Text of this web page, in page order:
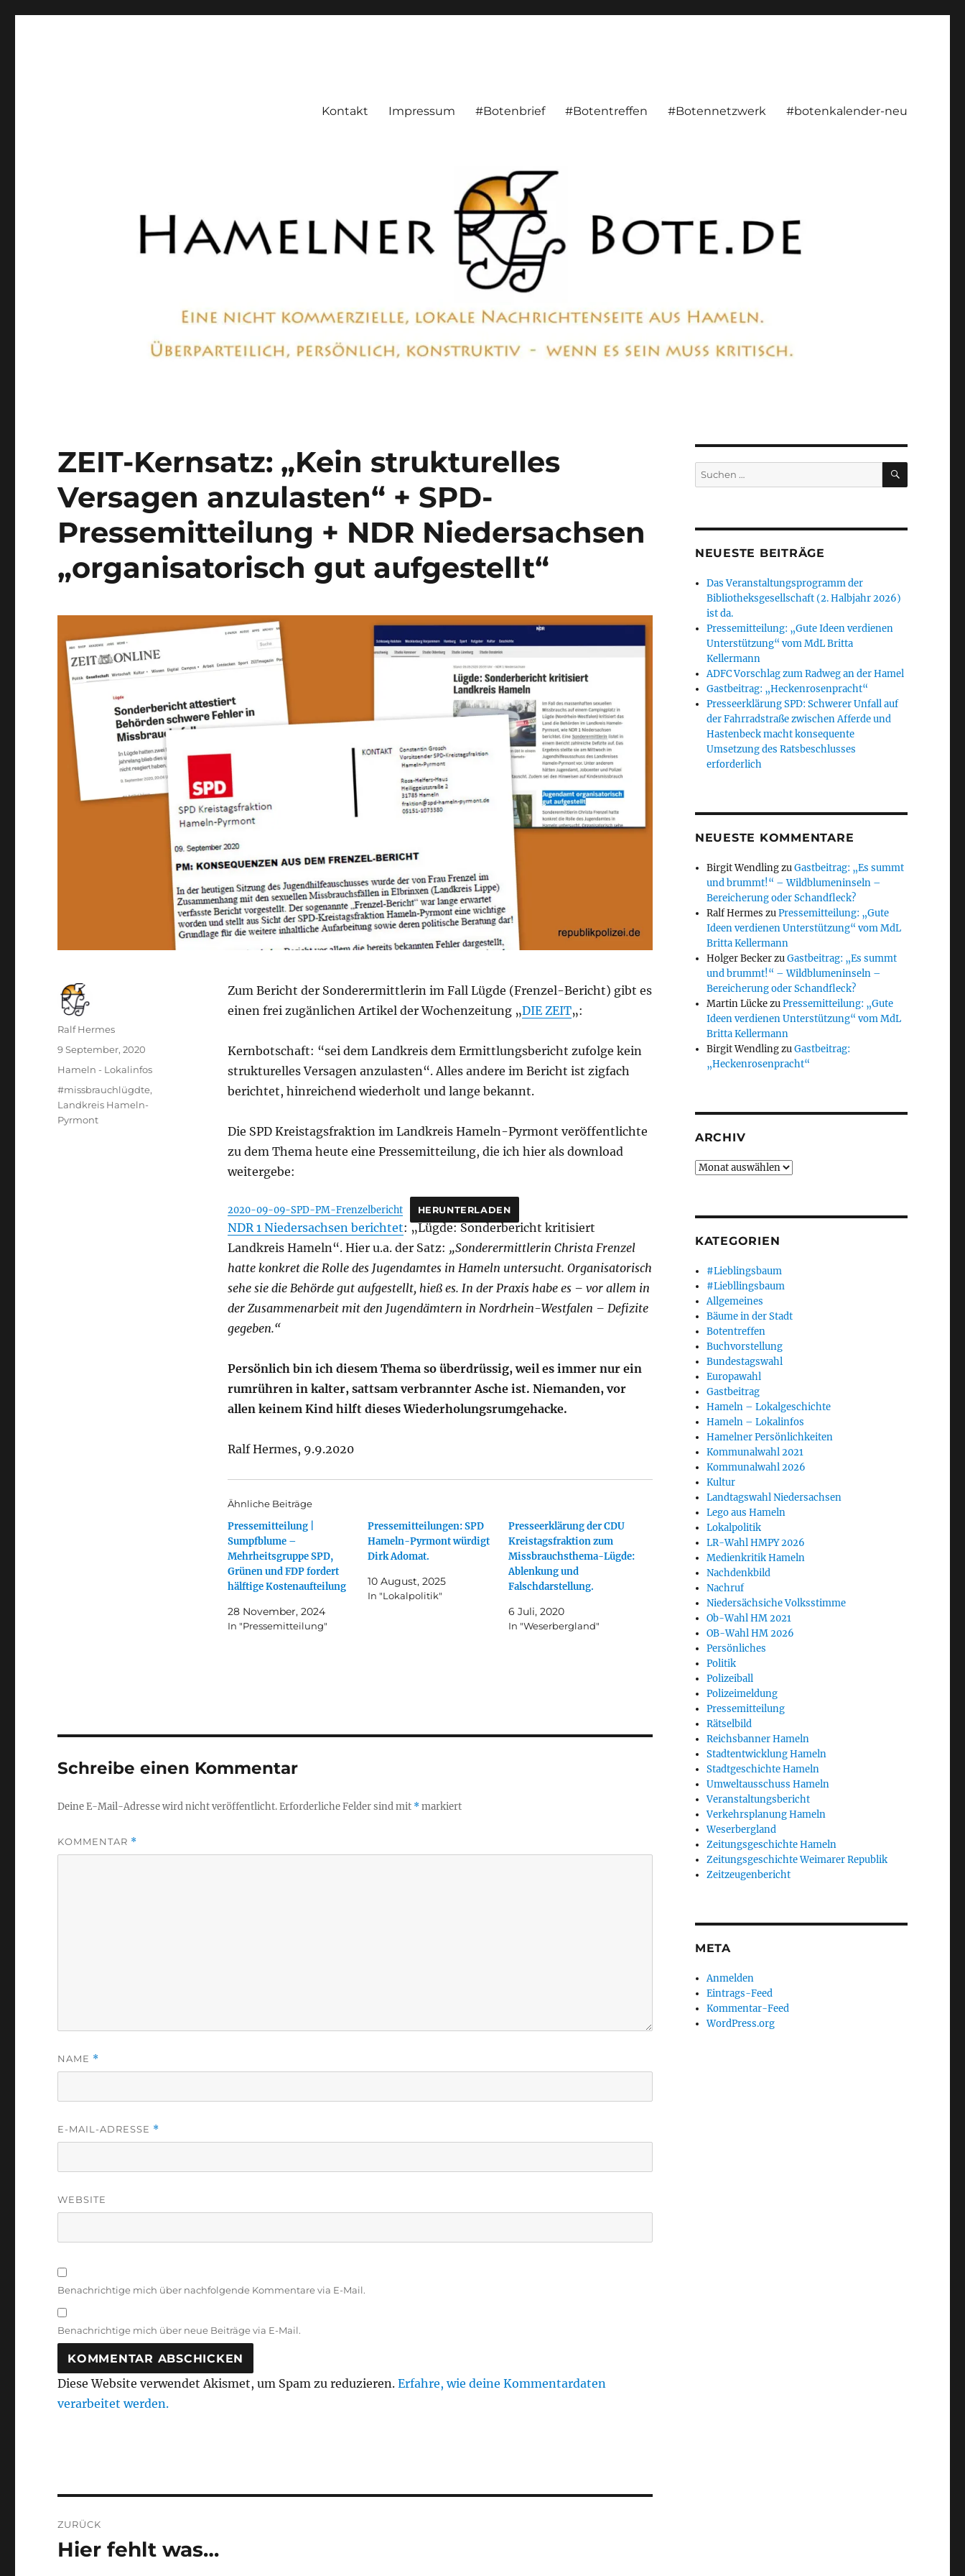
Kontakt Impressum #Botenbrief #Botentreffen #Botennetzwerk #botenkalender-neu
ZEIT-Kernsatz: „Kein strukturelles
Versagen anzulasten“ + SPD-
Pressemitteilung + NDR Niedersachsen
„organisatorisch gut aufgestellt“
Zum Bericht der Sonderermittlerin im Fall Lügde (Frenzel-Bericht) gibt es
einen frei zugänlichen Artikel der Wochenzeitung „DIE ZEIT„:
Kernbotschaft: “sei dem Landkreis dem Ermittlungsbericht zufolge kein
strukturelles Versagen anzulasten“. Alles andere im Bericht ist zigfach
berichtet, hinreichend wiederholt und lange bekannt.
Die SPD Kreistagsfraktion im Landkreis Hameln-Pyrmont veröffentlichte
zu dem Thema heute eine Pressemitteilung, die ich hier als download
weitergebe:
2020-09-09-SPD-PM-Frenzelbericht HERUNTERLADEN
NDR 1 Niedersachsen berichtet: „Lügde: Sonderbericht kritisiert
Landkreis Hameln“. Hier u.a. der Satz: „Sonderermittlerin Christa Frenzel
hatte konkret die Rolle des Jugendamtes in Hameln untersucht. Organisatorisch
sehe sie die Behörde gut aufgestellt, hieß es. In der Praxis habe es – vor allem in
der Zusammenarbeit mit den Jugendämtern in Nordrhein-Westfalen – Defizite
gegeben.“
Persönlich bin ich diesem Thema so überdrüssig, weil es immer nur ein
rumrühren in kalter, sattsam verbrannter Asche ist. Niemanden, vor
allen keinem Kind hilft dieses Wiederholungsrumgehacke.
Ralf Hermes, 9.9.2020
Ähnliche Beiträge
Pressemitteilung |
Sumpfblume –
Mehrheitsgruppe SPD,
Grünen und FDP fordert
hälftige Kostenaufteilung
28 November, 2024
In "Pressemitteilung"
Pressemitteilungen: SPD
Hameln-Pyrmont würdigt
Dirk Adomat.
10 August, 2025
In "Lokalpolitik"
Presseerklärung der CDU
Kreistagsfraktion zum
Missbrauchsthema-Lügde:
Ablenkung und
Falschdarstellung.
6 Juli, 2020
In "Weserbergland"
Autor
Ralf Hermes
Veröffentlicht
am
9 September, 2020
Kategorien
Hameln - Lokalinfos
Schlagwörter
#missbrauchlügdte,
Landkreis Hameln-
Pyrmont
Schreibe einen Kommentar
Deine E-Mail-Adresse wird nicht veröffentlicht.Erforderliche Felder sind mit *markiert
KOMMENTAR *
NAME *
E-MAIL-ADRESSE *
WEBSITE
Benachrichtige mich über nachfolgende Kommentare via E-Mail.
Benachrichtige mich über neue Beiträge via E-Mail.
Diese Website verwendet Akismet, um Spam zu reduzieren.Erfahre, wie deine Kommentardaten
verarbeitet werden.
ZURÜCK
Vorheriger
Hier fehlt was…
Suchen
nach:
SUCHEN
NEUESTE BEITRÄGE
Das Veranstaltungsprogramm der
Bibliotheksgesellschaft (2. Halbjahr 2026)
ist da.
Pressemitteilung: „Gute Ideen verdienen
Unterstützung“ vom MdL Britta
Kellermann
ADFC Vorschlag zum Radweg an der Hamel
Gastbeitrag: „Heckenrosenpracht“
Presseerklärung SPD: Schwerer Unfall auf
der Fahrradstraße zwischen Afferde und
Hastenbeck macht konsequente
Umsetzung des Ratsbeschlusses
erforderlich
NEUESTE KOMMENTARE
Birgit WendlingzuGastbeitrag: „Es summt
und brummt!“ – Wildblumeninseln –
Bereicherung oder Schandfleck?
Ralf Hermes zuPressemitteilung: „Gute
Ideen verdienen Unterstützung“ vom MdL
Britta Kellermann
Holger BeckerzuGastbeitrag: „Es summt
und brummt!“ – Wildblumeninseln –
Bereicherung oder Schandfleck?
Martin LückezuPressemitteilung: „Gute
Ideen verdienen Unterstützung“ vom MdL
Britta Kellermann
Birgit WendlingzuGastbeitrag:
„Heckenrosenpracht“
ARCHIV
Archiv
KATEGORIEN
#Lieblingsbaum
#Liebllingsbaum
Allgemeines
Bäume in der Stadt
Botentreffen
Buchvorstellung
Bundestagswahl
Europawahl
Gastbeitrag
Hameln – Lokalgeschichte
Hameln – Lokalinfos
Hamelner Persönlichkeiten
Kommunalwahl 2021
Kommunalwahl 2026
Kultur
Landtagswahl Niedersachsen
Lego aus Hameln
Lokalpolitik
LR-Wahl HMPY 2026
Medienkritik Hameln
Nachdenkbild
Nachruf
Niedersächsiche Volksstimme
Ob-Wahl HM 2021
OB-Wahl HM 2026
Persönliches
Politik
Polizeiball
Polizeimeldung
Pressemitteilung
Rätselbild
Reichsbanner Hameln
Stadtentwicklung Hameln
Stadtgeschichte Hameln
Umweltausschuss Hameln
Veranstaltungsbericht
Verkehrsplanung Hameln
Weserbergland
Zeitungsgeschichte Hameln
Zeitungsgeschichte Weimarer Republik
Zeitzeugenbericht
META
Anmelden
Eintrags-Feed
Kommentar-Feed
WordPress.org